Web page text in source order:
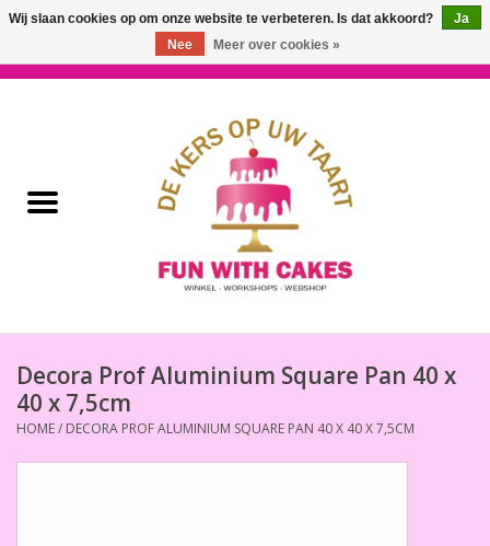
Workshops & Cursussen
Decoreer Gereedschap
Decora Prof Aluminium Square Pan 40 x
40 x 7,5cm
HOME/ DECORA PROF ALUMINIUM SQUARE PAN 40 X 40 X 7,5CM
Wij slaan cookies op om onze website te verbeteren. Is dat akkoord?
Ja
Nee
Meer over cookies »